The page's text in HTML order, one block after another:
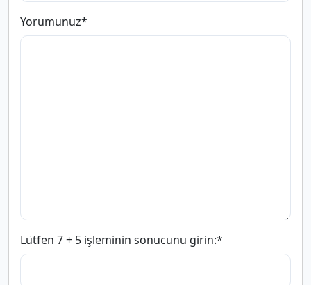
Yorumunuz*
Lütfen 7 + 5 işleminin sonucunu girin:*